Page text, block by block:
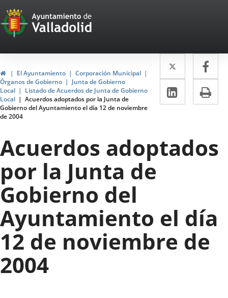
Portal
Web
del
Ayuntamiento
de
Valladolid
InicioEl Ayuntamiento
Corporación Municipal
Órganos de Gobierno
Junta de Gobierno
Local
Listado de Acuerdos de Junta de Gobierno
Local
Acuerdos adoptados por la Junta de
Gobierno del Ayuntamiento el día 12 de noviembre
de 2004
Twitter
Enlace
a
una
a
LinkedIn
Enlace
a
externa.
Acuerdos adoptados
por la Junta de
Gobierno del
Ayuntamiento el día
12 de noviembre de
2004